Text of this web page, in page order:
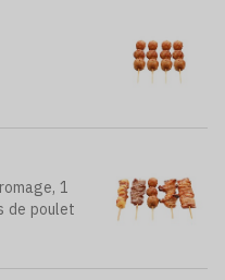
1
de poulet